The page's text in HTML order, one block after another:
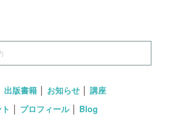
出版書籍│ お知らせ│ 講座
│ プロフィール│ Blog